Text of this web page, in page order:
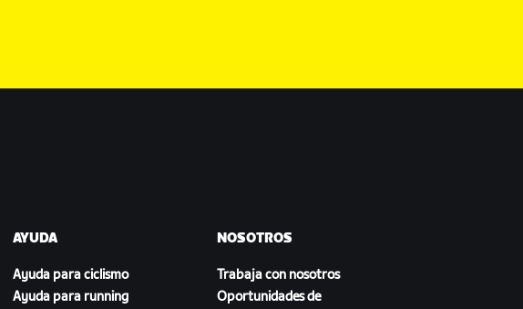
AYUDA
Ayuda para ciclismo
Ayuda para running
NOSOTROS
Trabaja con nosotros
Oportunidades de